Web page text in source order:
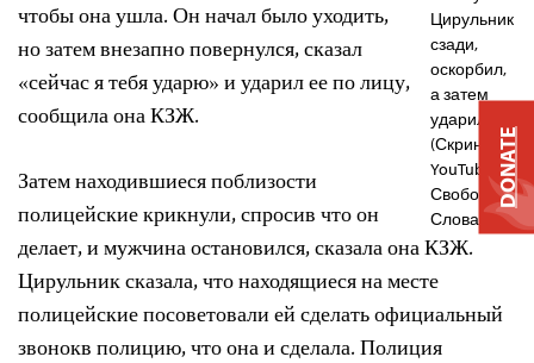
Цирульник
сзади,
оскорбил,
а затем
ударил.
(Скриншот:
YouTube/
Свобода
Слова)
чтобы она ушла. Он начал было уходить,
но затем внезапно повернулся, сказал
«сейчас я тебя ударю» и ударил ее по лицу,
сообщила она КЗЖ.
Затем находившиеся поблизости
полицейские крикнули, спросив что он
делает, и мужчина остановился, сказала она КЗЖ.
Цирульник сказала, что находящиеся на месте
полицейские посоветовали ей сделать официальный
звонокв полицию, что она и сделала. Полиция
DONATE